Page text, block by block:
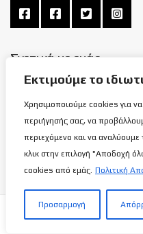
Εκτιμούμε το
Χρησιμοποιούμε cookies για
περιήγησής σας, να
περιεχόμενο και να
κλικ στην επιλογή "Αποδοχή
cookies από εμάς. Πολιτική
Προσαρμογή
Σχετικά με εμάς
ΠΟΛΙΤΙΚΉ ΑΠΟΡΡΉΤΟΥ
ΕΠΙΚΟΙΝΩΝΊΑ
BasketBall Stories |